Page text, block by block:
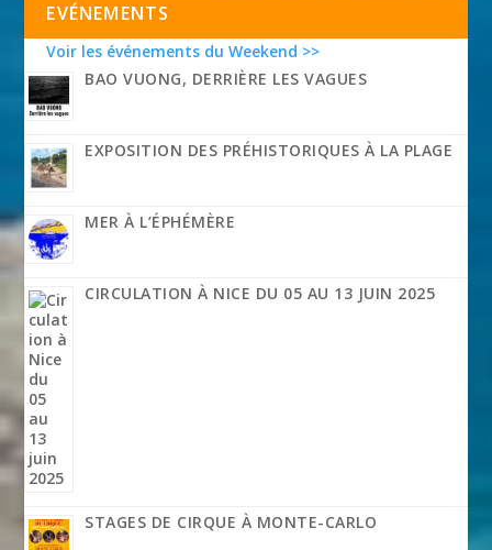
EVÉNEMENTS
Voir les événements du Weekend >>
BAO VUONG, DERRIÈRE LES VAGUES
EXPOSITION DES PRÉHISTORIQUES À LA PLAGE
MER À L’ÉPHÉMÈRE
CIRCULATION À NICE DU 05 AU 13 JUIN 2025
STAGES DE CIRQUE À MONTE-CARLO